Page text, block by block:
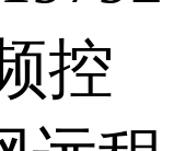
控